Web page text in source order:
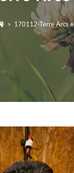
> 170112-Terre Arcs